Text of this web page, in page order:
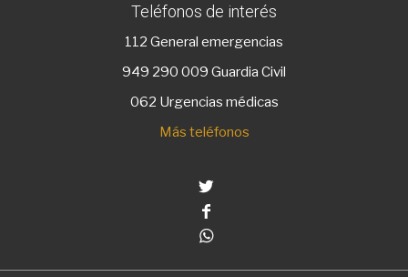
Teléfonos de interés
112 General emergencias
949 290 009 Guardia Civil
062 Urgencias médicas
Más teléfonos